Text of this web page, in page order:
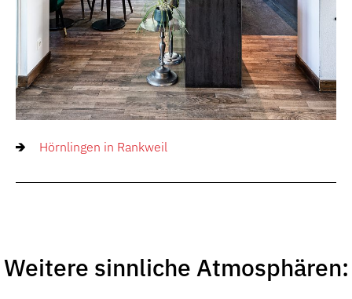
Hörnlingen in Rankweil
Weitere sinnliche Atmosphären: